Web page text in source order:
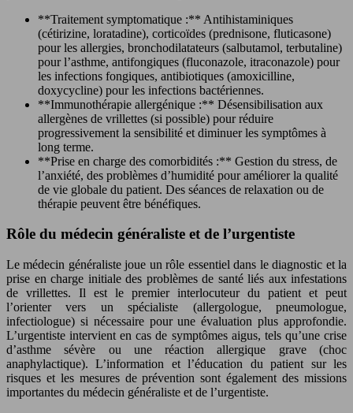
**Traitement symptomatique :** Antihistaminiques
(cétirizine, loratadine), corticoïdes (prednisone, fluticasone)
pour les allergies, bronchodilatateurs (salbutamol, terbutaline)
pour l’asthme, antifongiques (fluconazole, itraconazole) pour
les infections fongiques, antibiotiques (amoxicilline,
doxycycline) pour les infections bactériennes.
**Immunothérapie allergénique :** Désensibilisation aux
allergènes de vrillettes (si possible) pour réduire
progressivement la sensibilité et diminuer les symptômes à
long terme.
**Prise en charge des comorbidités :** Gestion du stress, de
l’anxiété, des problèmes d’humidité pour améliorer la qualité
de vie globale du patient. Des séances de relaxation ou de
thérapie peuvent être bénéfiques.
Rôle du médecin généraliste et de l’urgentiste
Le médecin généraliste joue un rôle essentiel dans le diagnostic et la
prise en charge initiale des problèmes de santé liés aux infestations
de vrillettes. Il est le premier interlocuteur du patient et peut
l’orienter vers un spécialiste (allergologue, pneumologue,
infectiologue) si nécessaire pour une évaluation plus approfondie.
L’urgentiste intervient en cas de symptômes aigus, tels qu’une crise
d’asthme sévère ou une réaction allergique grave (choc
anaphylactique). L’information et l’éducation du patient sur les
risques et les mesures de prévention sont également des missions
importantes du médecin généraliste et de l’urgentiste.